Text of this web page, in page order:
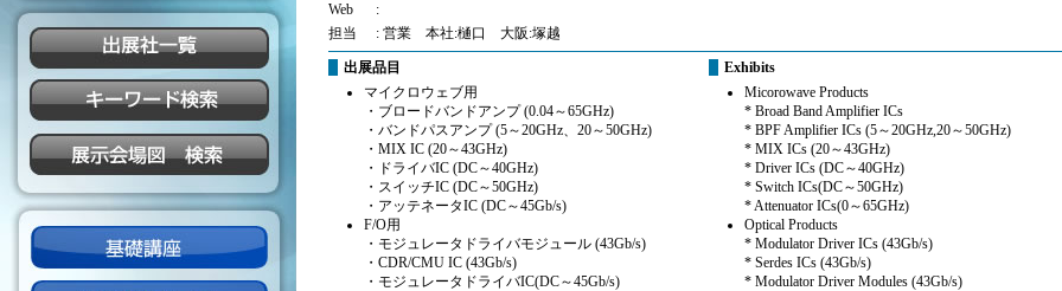
Web
:
担当
: 営業 本社:樋口 大阪:塚越
出展品目
マイクロウェブ用
・ブロードバンドアンプ (0.04～65GHz)
・バンドパスアンプ (5～20GHz、20～50GHz)
・MIX IC (20～43GHz)
・ドライバIC (DC～40GHz)
・スイッチIC (DC～50GHz)
・アッテネータIC (DC～45Gb/s)
F/O用
・モジュレータドライバモジュール (43Gb/s)
・CDR/CMU IC (43Gb/s)
・モジュレータドライバIC(DC～45Gb/s)
Exhibits
Micorowave Products
* Broad Band Amplifier ICs
* BPF Amplifier ICs (5～20GHz,20～50GHz)
* MIX ICs (20～43GHz)
* Driver ICs (DC～40GHz)
* Switch ICs(DC～50GHz)
* Attenuator ICs(0～65GHz)
Optical Products
* Modulator Driver ICs (43Gb/s)
* Serdes ICs (43Gb/s)
* Modulator Driver Modules (43Gb/s)